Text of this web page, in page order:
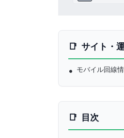
サイト・
モバイル回線
目次